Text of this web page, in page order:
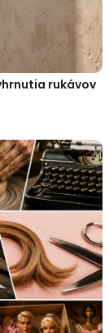
rukávov